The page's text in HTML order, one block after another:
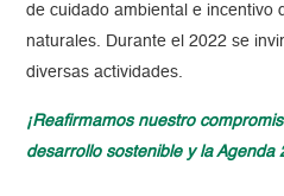
de cuidado ambiental e incentivo
naturales. Durante el 2022 se
diversas actividades.
¡Reafirmamos nuestro
desarrollo sostenible y la Agenda